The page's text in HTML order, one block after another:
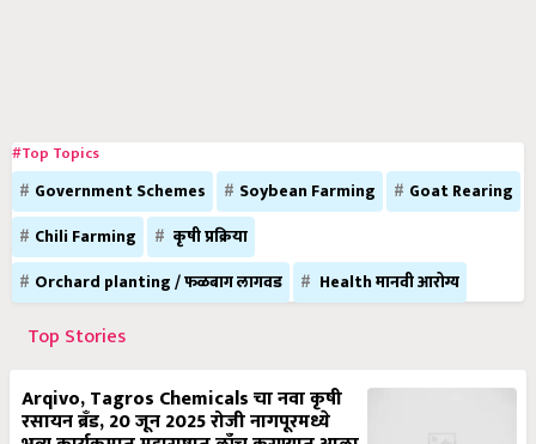
#Top Topics
Government Schemes Soybean Farming
Goat Rearing
Chili Farming
कृषी प्रक्रिया
Orchard planting / फळबाग लागवड
Health मानवी आरोग्य
Top Stories
Arqivo, Tagros Chemicals चा नवा कृषी
रसायन ब्रँड, 20 जून 2025 रोजी नागपूरमध्ये